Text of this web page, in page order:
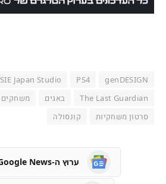
genDESIGN
PS4
SIE Japan Studio
The Last Guardian
באגים משחקים
סרטון משחקיות
קונסולה
ערוץ ה-Google News של גיימפרו